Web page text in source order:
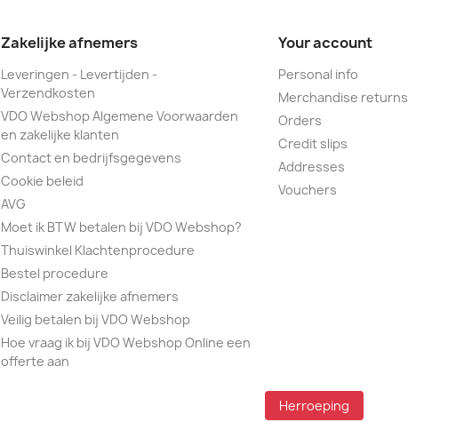
Zakelijke afnemers
Leveringen - Levertijden -
Verzendkosten
VDO Webshop Algemene Voorwaarden
en zakelijke klanten
Contact en bedrijfsgegevens
Cookie beleid
AVG
Moet ik BTW betalen bij VDO Webshop?
Thuiswinkel Klachtenprocedure
Bestel procedure
Disclaimer zakelijke afnemers
Veilig betalen bij VDO Webshop
Hoe vraag ik bij VDO Webshop Online een
offerte aan
Your account
Personal info
Merchandise returns
Orders
Credit slips
Addresses
Vouchers
Herroeping